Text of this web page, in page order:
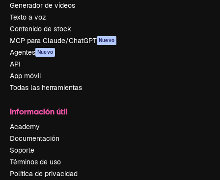
Generador de vídeos
Texto a voz
Contenido de stock
MCP para Claude/ChatGPT Nuevo
Agentes Nuevo
API
App móvil
Todas las herramientas
Información útil
Academy
Documentación
Soporte
Términos de uso
Política de privacidad